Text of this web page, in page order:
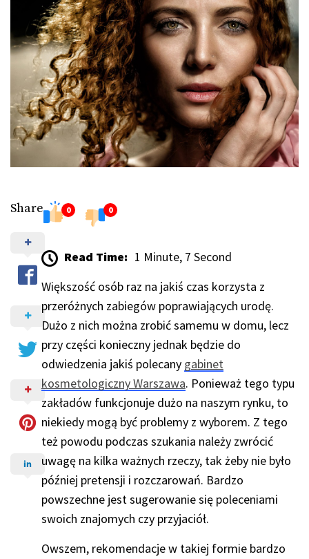
Share 0 0
Read Time: 1 Minute, 7 Second
Większość osób raz na jakiś czas korzysta z
przeróżnych zabiegów poprawiających urodę.
Dużo z nich można zrobić samemu w domu, lecz
przy części konieczny jednak będzie do
odwiedzenia jakiś polecany gabinet
kosmetologiczny Warszawa. Ponieważ tego typu
zakładów funkcjonuje dużo na naszym rynku, to
niekiedy mogą być problemy z wyborem. Z tego
też powodu podczas szukania należy zwrócić
uwagę na kilka ważnych rzeczy, tak żeby nie było
później pretensji i rozczarowań. Bardzo
powszechne jest sugerowanie się poleceniami
swoich znajomych czy przyjaciół.
Owszem, rekomendacje w takiej formie bardzo